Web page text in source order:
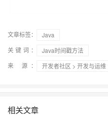
文章标签：
Java
关键词：
Java时间戳方法
来 源：
开发者社区 > 开发与运维
相关文章